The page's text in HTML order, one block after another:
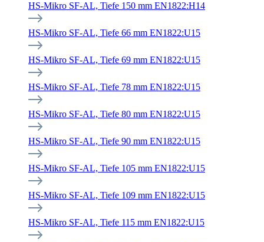
HS-Mikro SF-AL, Tiefe 150 mm EN1822:H14
HS-Mikro SF-AL, Tiefe 66 mm EN1822:U15
HS-Mikro SF-AL, Tiefe 69 mm EN1822:U15
HS-Mikro SF-AL, Tiefe 78 mm EN1822:U15
HS-Mikro SF-AL, Tiefe 80 mm EN1822:U15
HS-Mikro SF-AL, Tiefe 90 mm EN1822:U15
HS-Mikro SF-AL, Tiefe 105 mm EN1822:U15
HS-Mikro SF-AL, Tiefe 109 mm EN1822:U15
HS-Mikro SF-AL, Tiefe 115 mm EN1822:U15